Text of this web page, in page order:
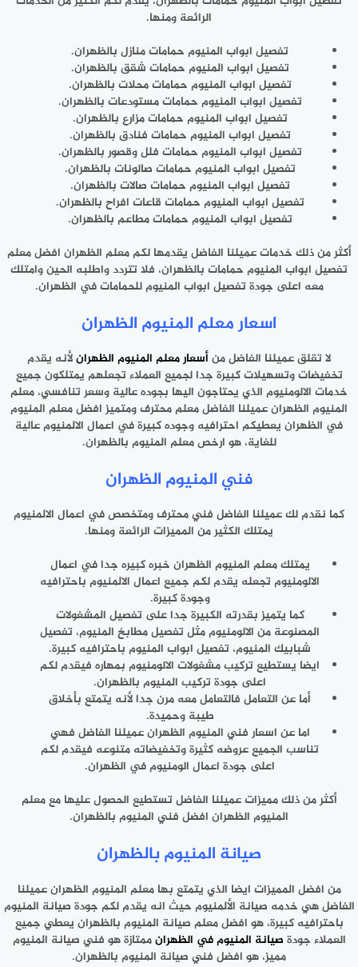
الرائعة ومنها.
تفصيل ابواب المنيوم حمامات منازل بالظهران.
تفصيل ابواب المنيوم حمامات شقق بالظهران.
تفصيل ابواب المنيوم حمامات محلات بالظهران.
تفصيل ابواب المنيوم حمامات مستودعات بالظهران.
تفصيل ابواب المنيوم حمامات مزارع بالظهران.
تفصيل ابواب المنيوم حمامات فنادق بالظهران.
تفصيل ابواب المنيوم حمامات فلل وقصور بالظهران.
تفصيل ابواب المنيوم حمامات صالونات بالظهران.
تفصيل ابواب المنيوم حمامات صالات بالظهران.
تفصيل ابواب المنيوم حمامات قاعات افراح بالظهران.
تفصيل ابواب المنيوم حمامات مطاعم بالظهران.
أكثر من ذلك خدمات عميلنا الفاضل يقدمها لكم معلم الظهران افضل معلم
تفصيل ابواب المنيوم حمامات بالظهران، فلا تتردد واطلبه الحين وامتلك
معه اعلى جودة تفصيل ابواب المنيوم للحمامات في الظهران.
اسعار معلم المنيوم الظهران
لا تقلق عميلنا الفاضل منأسعار معلم المنيوم الظهرانلأنه يقدم
تخفيضات وتسهيلات كبيرة جدا لجميع العملاء تجعلهم يمتلكون جميع
خدمات الالومنيوم الذي يحتاجون اليها بجوده عالية وسعر تنافسي، معلم
المنيوم الظهران عميلنا الفاضل معلم محترف ومتميز افضل معلم المنيوم
في الظهران يعطيكم احترافيه وجوده كبيرة في اعمال الالمنيوم عالية
للغاية، هو ارخص معلم المنيوم بالظهران.
فني المنيوم الظهران
كما نقدم لك عميلنا الفاضل فني محترف ومتخصص في اعمال الالمنيوم
يمتلك الكثير من المميزات الرائعة ومنها.
يمتلك معلم المنيوم الظهران خبره كبيره جدا في اعمال
الالومنيوم تجعله يقدم لكم جميع اعمال الالمنيوم باحترافيه
وجودة كبيرة.
كما يتميز بقدرته الكبيرة جدا على تفصيل المشغولات
المصنوعة من الالومنيوم مثل تفصيل مطابخ المنيوم، تفصيل
شبابيك المنيوم، تفصيل ابواب المنيوم باحترافيه كبيرة.
ايضا يستطيع تركيب مشغولات الالومنيوم بمهاره فيقدم لكم
اعلى جودة تركيب المنيوم بالظهران.
أما عن التعامل فالتعامل معه مرن جدا لأنه يتمتع بأخلاق
طيبة وحميدة.
اما عن اسعار فني المنيوم الظهران عميلنا الفاضل فهي
تناسب الجميع عروضه كثيرة وتخفيضاته متنوعه فيقدم لكم
اعلى جودة اعمال الومنيوم في الظهران.
أكثر من ذلك مميزات عميلنا الفاضل تستطيع الحصول عليها مع معلم
المنيوم الظهران افضل فني المنيوم بالظهران.
صيانة المنيوم بالظهران
من افضل المميزات ايضا الذي يتمتع بها معلم المنيوم الظهران عميلنا
الفاضل هي خدمه صيانة الألمنيوم حيث انه يقدم لكم جودة صيانة المنيوم
باحترافيه كبيرة، هو افضل معلم صيانة المنيوم بالظهران يعطي جميع
العملاء جودة صيانة المنيوم في الظهرانممتازة هو فني صيانة المنيوم
مميز، هو افضل فني صيانة المنيوم بالظهران.